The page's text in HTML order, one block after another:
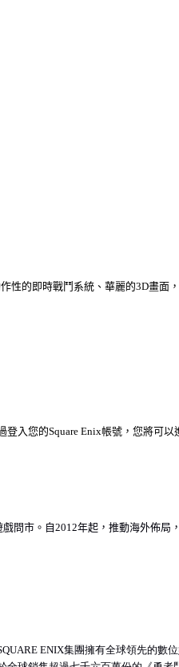
性的即時戰鬥系統、華麗的3D畫面
登入您的Square Enix帳號，您將可以
問市。自2012年起，推動海外佈局
ENIX集團擁有全球領先的數位